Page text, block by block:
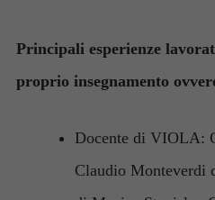
Principali esperienze
proprio insegnamento
Docente di VIOLA:
Claudio Monteverdi